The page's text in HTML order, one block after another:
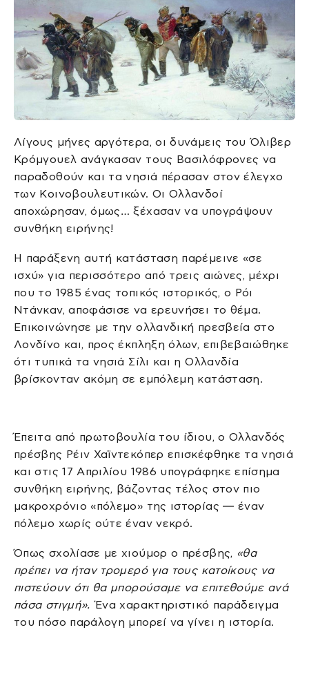
Λίγους μήνες αργότερα, οι δυνάμεις του Όλιβερ
Κρόμγουελ ανάγκασαν τους Βασιλόφρονες να
παραδοθούν και τα νησιά πέρασαν στον έλεγχο
των Κοινοβουλευτικών. Οι Ολλανδοί
αποχώρησαν, όμως… ξέχασαν να υπογράψουν
συνθήκη ειρήνης!
Η παράξενη αυτή κατάσταση παρέμεινε «σε
ισχύ» για περισσότερο από τρεις αιώνες, μέχρι
που το 1985 ένας τοπικός ιστορικός, ο Ρόι
Ντάνκαν, αποφάσισε να ερευνήσει το θέμα.
Επικοινώνησε με την ολλανδική πρεσβεία στο
Λονδίνο και, προς έκπληξη όλων, επιβεβαιώθηκε
ότι τυπικά τα νησιά Σίλι και η Ολλανδία
βρίσκονταν ακόμη σε εμπόλεμη κατάσταση.
Έπειτα από πρωτοβουλία του ίδιου, ο Ολλανδός
πρέσβης Ρέιν Χαϊντεκόπερ επισκέφθηκε τα νησιά
και στις 17 Απριλίου 1986 υπογράφηκε επίσημα
συνθήκη ειρήνης, βάζοντας τέλος στον πιο
μακροχρόνιο «πόλεμο» της ιστορίας — έναν
πόλεμο χωρίς ούτε έναν νεκρό.
Όπως σχολίασε με χιούμορ ο πρέσβης, «θα
πρέπει να ήταν τρομερό για τους κατοίκους να
πιστεύουν ότι θα μπορούσαμε να επιτεθούμε ανά
πάσα στιγμή». Ένα χαρακτηριστικό παράδειγμα
του πόσο παράλογη μπορεί να γίνει η ιστορία.